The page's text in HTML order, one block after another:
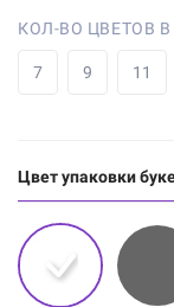
КОЛ-ВО ЦВЕТОВ В
7 9 11
Цвет упаковки